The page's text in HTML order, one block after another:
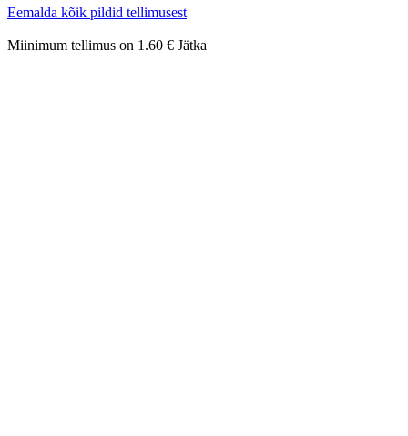
Eemalda kõik pildid tellimusest
Miinimum tellimus on 1.60 € Jätka